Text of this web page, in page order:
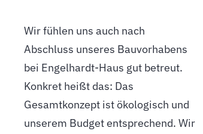
Wir fühlen uns auch nach
Abschluss unseres Bauvorhabens
bei Engelhardt-Haus gut betreut.
Konkret heißt das: Das
Gesamtkonzept ist ökologisch und
unserem Budget entsprechend. Wir
persönlichen Ansprechpartner.
Hochwertige Materialien, die hohe
Qualität der Ausführung sowie die
Möglichkeit, durch das modulare
Angebot, einzelne Bereiche in
Eigenleistung zu erbringen, haben